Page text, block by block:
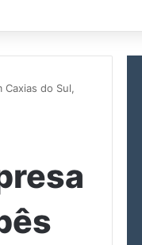
do Sul,